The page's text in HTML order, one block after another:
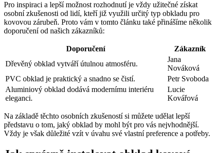
Pro inspiraci a lepší možnost rozhodnutí je vždy užitečné získat
osobní zkušenosti od lidí, kteří již využili určitý typ obkladu pro
kovovou zárubeň. Proto vám v tomto článku také přinášíme několik
doporučení od našich zákazníků:
Doporučení
Zákazník
Dřevěný obklad vytváří útulnou atmosféru.
Jana
Nováková
PVC obklad je praktický a snadno se čistí.
Petr Svoboda
Aluminiový obklad dodává modernímu interiéru
eleganci.
Lucie
Kovářová
Na základě těchto osobních zkušeností si můžete udělat lepší
představu o tom, jaký obklad by mohl být pro vás nejvhodnější.
Vždy je však důležité vzít v úvahu své vlastní preference a potřeby.